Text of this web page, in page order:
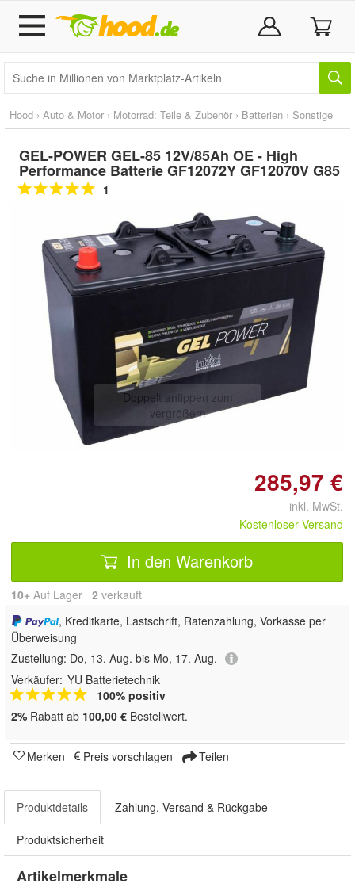
Hood › Auto & Motor › Motorrad: Teile & Zubehör › Batterien › Sonstige
GEL-POWER GEL-85 12V/85Ah OE - High
Performance Batterie GF12072Y GF12070V G85
1
Doppelt antippen zum
vergrößern
285,97 €
inkl. MwSt.
Kostenloser Versand
In den Warenkorb
10+ Auf Lager 2 verkauft
, Kreditkarte, Lastschrift, Ratenzahlung, Vorkasse per
Überweisung
Zustellung: Do, 13. Aug. bis Mo, 17. Aug.
Verkäufer: YU Batterietechnik
100% positiv
2% Rabatt ab 100,00 € Bestellwert.
Merken Preis vorschlagen Teilen
Produktdetails Zahlung, Versand & Rückgabe
Produktsicherheit
Artikelmerkmale